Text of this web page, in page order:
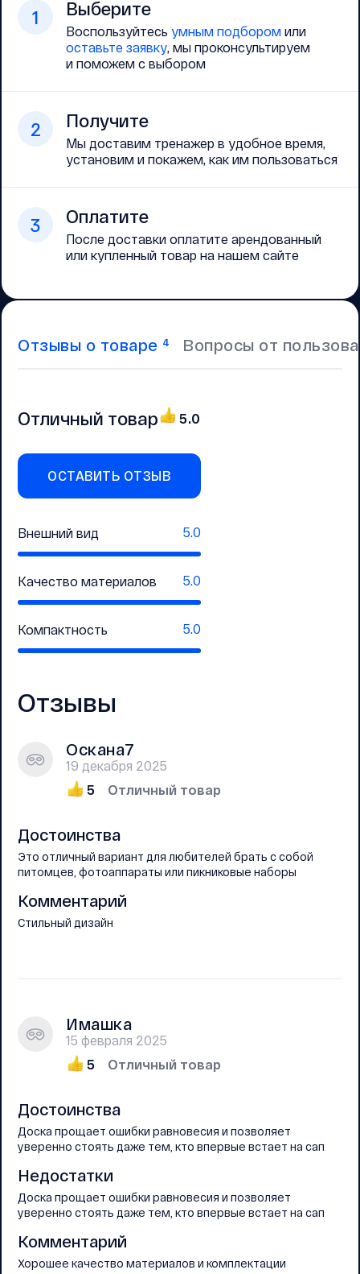
1 Выберите
Воспользуйтесь умным подбором или
оставьте заявку, мы проконсультируем
и поможем с выбором
2 Получите
Мы доставим тренажер в удобное время,
установим и покажем, как им пользоваться
3 Оплатите
После доставки оплатите арендованный
или купленный товар на нашем сайте
Отзывы о товаре 4 Вопросы от
Отзывы
Оскана7
19 декабря 2025
5
Отличный товар
Достоинства
Это отличный вариант для любителей брать с собой
питомцев, фотоаппараты или пикниковые наборы
Комментарий
Стильный дизайн
Имашка
15 февраля 2025
5
Отличный товар
Достоинства
Доска прощает ошибки равновесия и позволяет
уверенно стоять даже тем, кто впервые встает на сап
Недостатки
Доска прощает ошибки равновесия и позволяет
уверенно стоять даже тем, кто впервые встает на сап
Комментарий
Хорошее качество материалов и комплектации
Отличный товар 5.0
ОСТАВИТЬ ОТЗЫВ
Внешний вид 5.0
Качество материалов 5.0
Компактность 5.0